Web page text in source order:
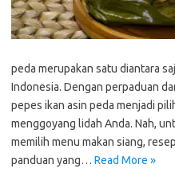
peda merupakan satu diantara
Indonesia. Dengan perpaduan
pepes ikan asin peda menjadi
menggoyang lidah Anda. Nah,
memilih menu makan siang,
panduan yang… Read More »